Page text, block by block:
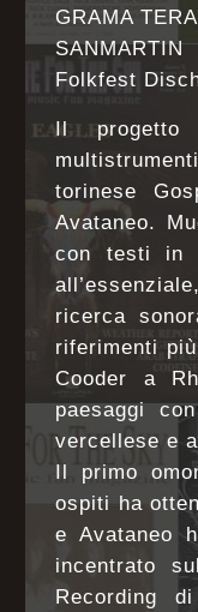
GRAMA TERA
SANMARTIN
Folkfest
Il progetto
torinese
Avataneo.
con testi in
ricerca
riferimenti
Cooder a
paesaggi
vercellese e
Il primo
ospiti ha
e Avataneo
incentrato
Recording